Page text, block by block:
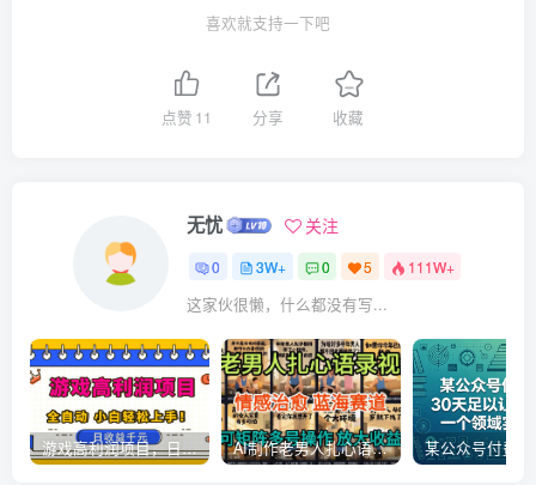
喜欢就支持一下吧
点赞 11 分享 收藏
无忧 关注
0 3W+ 0 5 111W+
这家伙很懒，什么都没有写...
游戏高利润项目，日收益1k+，全自动，无需值守，解放双手，小白轻松上手【揭秘】 AI制作老男人扎心语录，5分钟一条，操作简单，流量非常大，保姆级教程